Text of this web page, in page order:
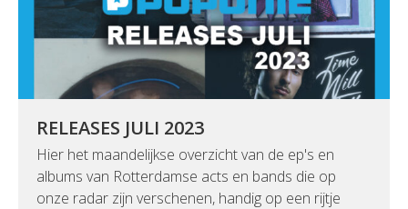
RELEASES JULI 2023
Hier het maandelijkse overzicht van de ep's en
albums van Rotterdamse acts en bands die op
onze radar zijn verschenen, handig op een rijtje